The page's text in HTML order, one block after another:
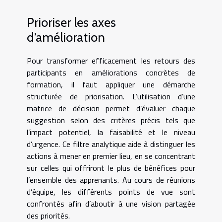
Prioriser les axes
d’amélioration
Pour transformer efficacement les retours des
participants en améliorations concrètes de
formation, il faut appliquer une démarche
structurée de priorisation. L’utilisation d’une
matrice de décision permet d’évaluer chaque
suggestion selon des critères précis tels que
l’impact potentiel, la faisabilité et le niveau
d’urgence. Ce filtre analytique aide à distinguer les
actions à mener en premier lieu, en se concentrant
sur celles qui offriront le plus de bénéfices pour
l’ensemble des apprenants. Au cours de réunions
d’équipe, les différents points de vue sont
confrontés afin d’aboutir à une vision partagée
des priorités.